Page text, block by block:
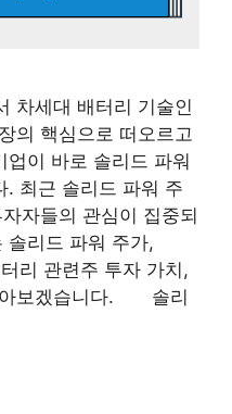
차세대 배터리 기술인
의 핵심으로 떠오르고
업이 바로 솔리드 파워
최근 솔리드 파워 주
자들의 관심이 집중되
솔리드 파워 주가,
리 관련주 투자 가치,
아보겠습니다. 솔리